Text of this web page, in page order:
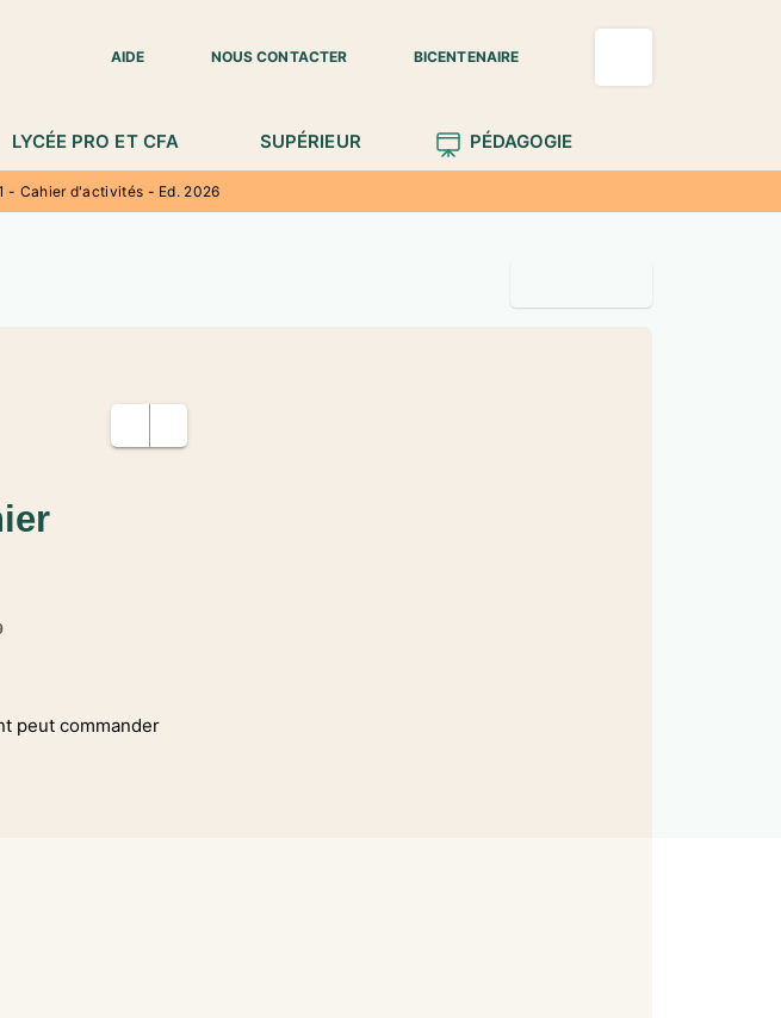
AIDE
NOUS CONTACTER BICENTENAIRE
LYCÉE PRO ET CFA SUPÉRIEUR PÉDAGOGIE
- Cahier d'activités - Ed. 2026
peut commander